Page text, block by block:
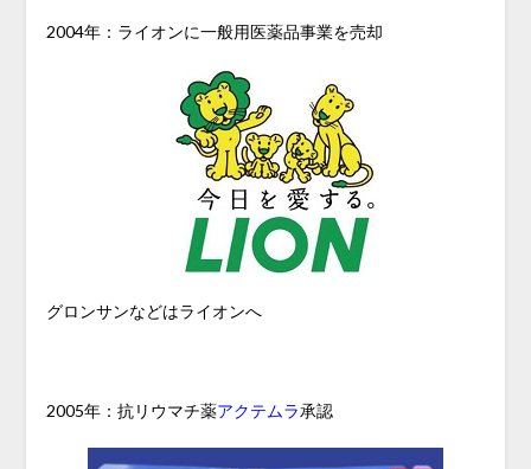
2004年：ライオンに一般用医薬品事業を売却
グロンサンなどはライオンへ
2005年：抗リウマチ薬アクテムラ承認